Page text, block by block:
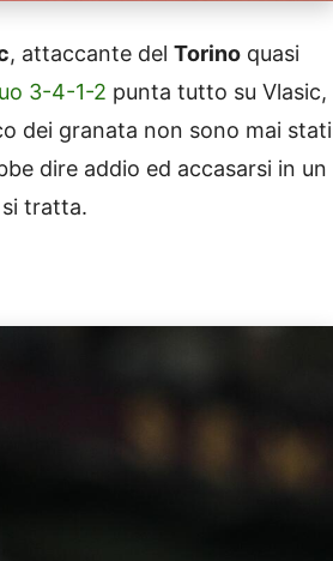
, attaccante del Torino quasi
3-4-1-2 punta tutto su Vlasic,
dei granata non sono mai stati
dire addio ed accasarsi in un
tratta.